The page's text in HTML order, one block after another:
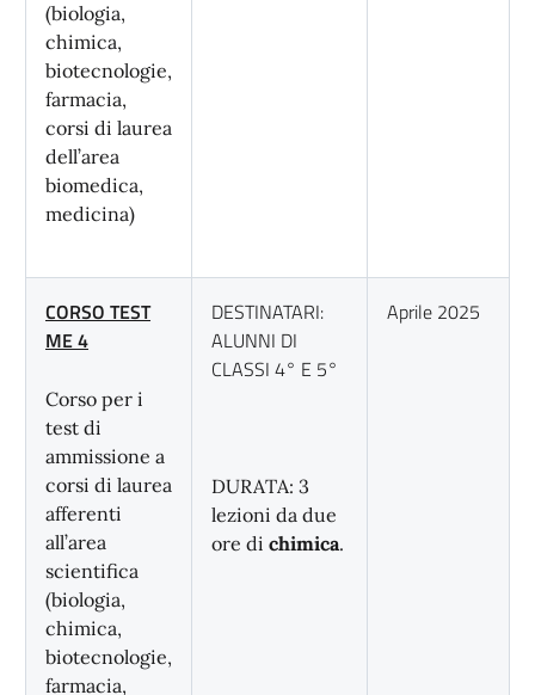
(biologia,
chimica,
biotecnologie,
farmacia,
corsi di laurea
dell’area
biomedica,
medicina)
CORSO TEST
ME 4
Corso per i
test di
ammissione a
corsi di laurea
afferenti
all’area
scientifica
(biologia,
chimica,
biotecnologie,
farmacia,
DESTINATARI:
ALUNNI DI
CLASSI 4° E 5°
DURATA: 3
lezioni da due
ore di chimica.
Aprile 2025